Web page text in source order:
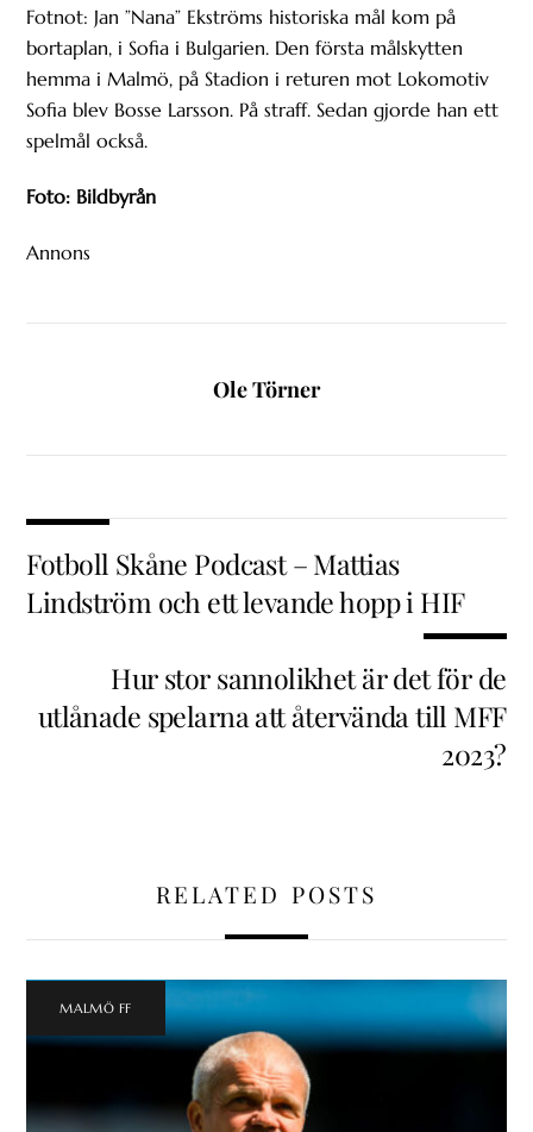
Fotnot: Jan ”Nana” Ekströms historiska mål kom på
bortaplan, i Sofia i Bulgarien. Den första målskytten
hemma i Malmö, på Stadion i returen mot Lokomotiv
Sofia blev Bosse Larsson. På straff. Sedan gjorde han ett
spelmål också.
Foto: Bildbyrån
Annons
Ole Törner
Fotboll Skåne Podcast – Mattias
Lindström och ett levande hopp i HIF
Hur stor sannolikhet är det för de
utlånade spelarna att återvända till MFF
2023?
RELATED POSTS
MALMÖ FF